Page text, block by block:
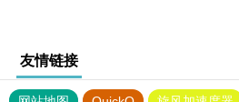
友情链接